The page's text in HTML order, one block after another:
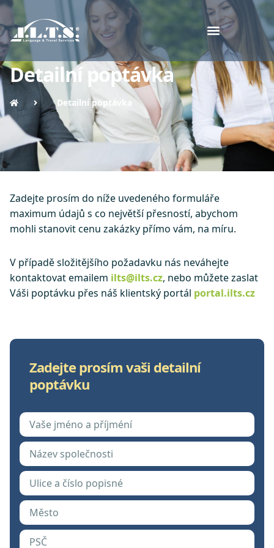
Detailní poptávka
Detailní poptávka
Zadejte prosím do níže uvedeného formuláře
maximum údajů s co největší přesností, abychom
mohli stanovit cenu zakázky přímo vám, na míru.
V případě složitějšího požadavku nás neváhejte
kontaktovat emailem ilts@ilts.cz, nebo můžete zaslat
Váši poptávku přes náš klientský portál portal.ilts.cz
Zadejte prosím vaši detailní
poptávku